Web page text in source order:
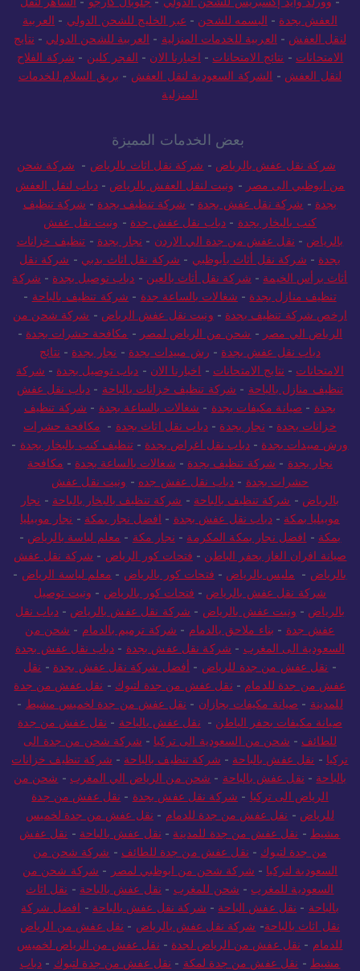
العفش بجدة - البسمه للشحن - عبر الخليج للشحن الدولي - العربية
لنقل العفش - العربية للخدمات المنزلية - العربية للشحن الدولي - نتايج
الامتحانات - نتائج الامتحانات - اخبارنا الان - الفجر كلين - شركة الفلاح
لنقل العفش - الشركة السعودية لنقل العفش - بريق السلام للخدمات
المنزلية
بعض الخدمات المميزة
شركة نقل عفش بالرياض - شركة نقل اثاث بالرياض - شركة شحن
من ابوظبي الى مصر - ونيت لنقل العفش بالرياض -دباب لنقل العفش
بجدة - شركة نقل عفش بجدة - شركة تنظيف بجدة - شركة تنظيف
كنب بالبخار بجدة - دباب نقل عفش جدة - ونيت نقل عفش
بالرياض - نقل عفش من جدة الي الاردن - نجار بجدة - تنظيف خزانات
بجدة - شركة نقل أثاث بأبوظبي - شركة نقل اثاث بدبي - شركة نقل
أثاث برأس الخيمة - شركة نقل أثاث بالعين - دباب توصيل بجدة - شركة
تنظيف منازل بجدة - شغالات بالساعة جدة - شركة تنظيف بالباحة -
ارخص شركة تنظيف بجدة - ونيت نقل عفش الرياض - شركة شحن من
الرياض الي مصر - شحن من الرياض لمصر - مكافحة حشرات بجدة -
دباب نقل عفش بجدة - رش مبيدات بجدة - نجار بجدة - نتائج
الامتحانات - نتايج الامتحانات - اخبارنا الان - دباب توصيل بجدة - شركة
تنظيف منازل بالباحة - شركة تنظيف خزانات بالباحة - دباب نقل عفش
بجدة - صيانة مكيفات بجدة - شغالات بالساعة بجدة - شركة تنظيف
خزانات بجدة - نجار بجدة - دباب نقل اثاث بجدة - مكافحة حشرات
ورش مبيدات بجدة -دباب نقل اغراض بجدة -تنظيف كنب بالبخار بجدة -
نجار بجدة - شركة تنظيف بجدة - شغالات بالساعة بجدة - مكافحة
حشرات بجدة - دباب نقل عفش جده - ونيت نقل عفش
بالرياض - شركة تنظيف بالباحة - شركة تنظيف بالبخار بالباحة - نجار
موبيليا بمكة -دباب نقل عفش بجدة - افضل نجار بمكة - نجار موبيليا
بمكة - افضل نجار بمكة المكرمة - نجار مكة - معلم لياسة بالرياض -
صيانة افران الغاز بحفر الباطن - فتحات كور الرياض - شركة نقل عفش
بالرياض - مليس بالرياض - فتحات كور بالرياض - معلم لياسة الرياض -
شركة نقل عفش بالرياض - فتحات كور بالرياض - ونيت توصيل
بالرياض - ونيت عفش بالرياض - شركة نقل عفش بالرياض -دباب نقل
عفش جدة - بناء ملاحق بالدمام - شركة ترميم بالدمام - شحن من
السعودية الى المغرب - شركة نقل عفش بجدة - دباب نقل عفش بجدة
- نقل عفش من جدة للرياض - أفضل شركة نقل عفش بجدة - نقل
عفش من جدة للدمام - نقل عفش من جدة لتبوك - نقل عفش من جدة
للمدينة - صيانة مكيفات بجازان - نقل عفش من جدة لخميس مشيط -
صيانة مكيفات بحفر الباطن - نقل عفش بالباحة - نقل عفش من جدة
للطائف - شحن من السعودية الى تركيا - شركة شحن من جدة الى
تركيا - نقل عفش بالباحة - شركة تنظيف بالباحة - شركة تنظيف خزانات
بالباحة - نقل عفش بالباحة - شحن من الرياض الي المغرب - شحن من
الرياض الى تركيا - شركة نقل عفش بجدة - نقل عفش من جدة
للرياض - نقل عفش من جدة للدمام - نقل عفش من جدة لخميس
مشيط - نقل عفش من جدة للمدينة - نقل عفش بالباحة - نقل عفش
من جدة لتبوك - نقل عفش من جدة للطائف - شركة شحن من
السعودية لتركيا - شركة شحن من ابوظبي لمصر - شركة شحن من
السعودية للمغرب - شحن للمغرب - نقل عفش بالباحة - نقل اثاث
بالباحة - نقل عفش الباحة - شركة نقل عفش بالباحة - افضل شركة
نقل اثاث بالباحة- شركة نقل عفش بالرياض - نقل عفش من الرياض
للدمام - نقل عفش من الرياض لجدة - نقل عفش من الرياض لخميس
مشيط - نقل عفش من جدة لمكة - نقل عفش من جدة لتبوك - دباب